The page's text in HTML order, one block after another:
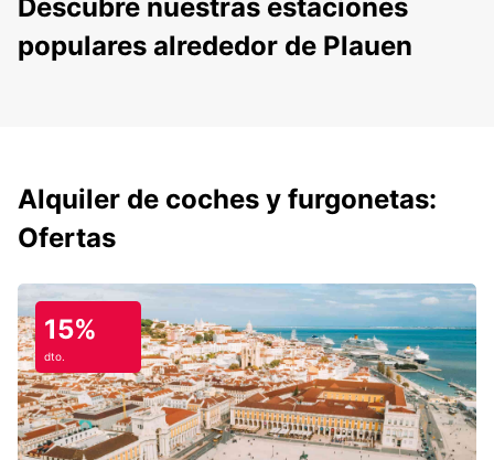
Descubre nuestras estaciones
populares alrededor de Plauen
Alquiler de coches y furgonetas:
Ofertas
15%
dto.